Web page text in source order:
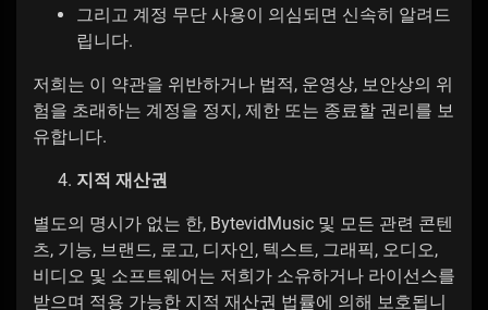
그리고 계정 무단 사용이 의심되면 신속히 알려드
립니다.
저희는 이 약관을 위반하거나 법적, 운영상, 보안상의 위
험을 초래하는 계정을 정지, 제한 또는 종료할 권리를 보
유합니다.
지적 재산권
별도의 명시가 없는 한, BytevidMusic 및 모든 관련 콘텐
츠, 기능, 브랜드, 로고, 디자인, 텍스트, 그래픽, 오디오,
비디오 및 소프트웨어는 저희가 소유하거나 라이선스를
받으며 적용 가능한 지적 재산권 법률에 의해 보호됩니